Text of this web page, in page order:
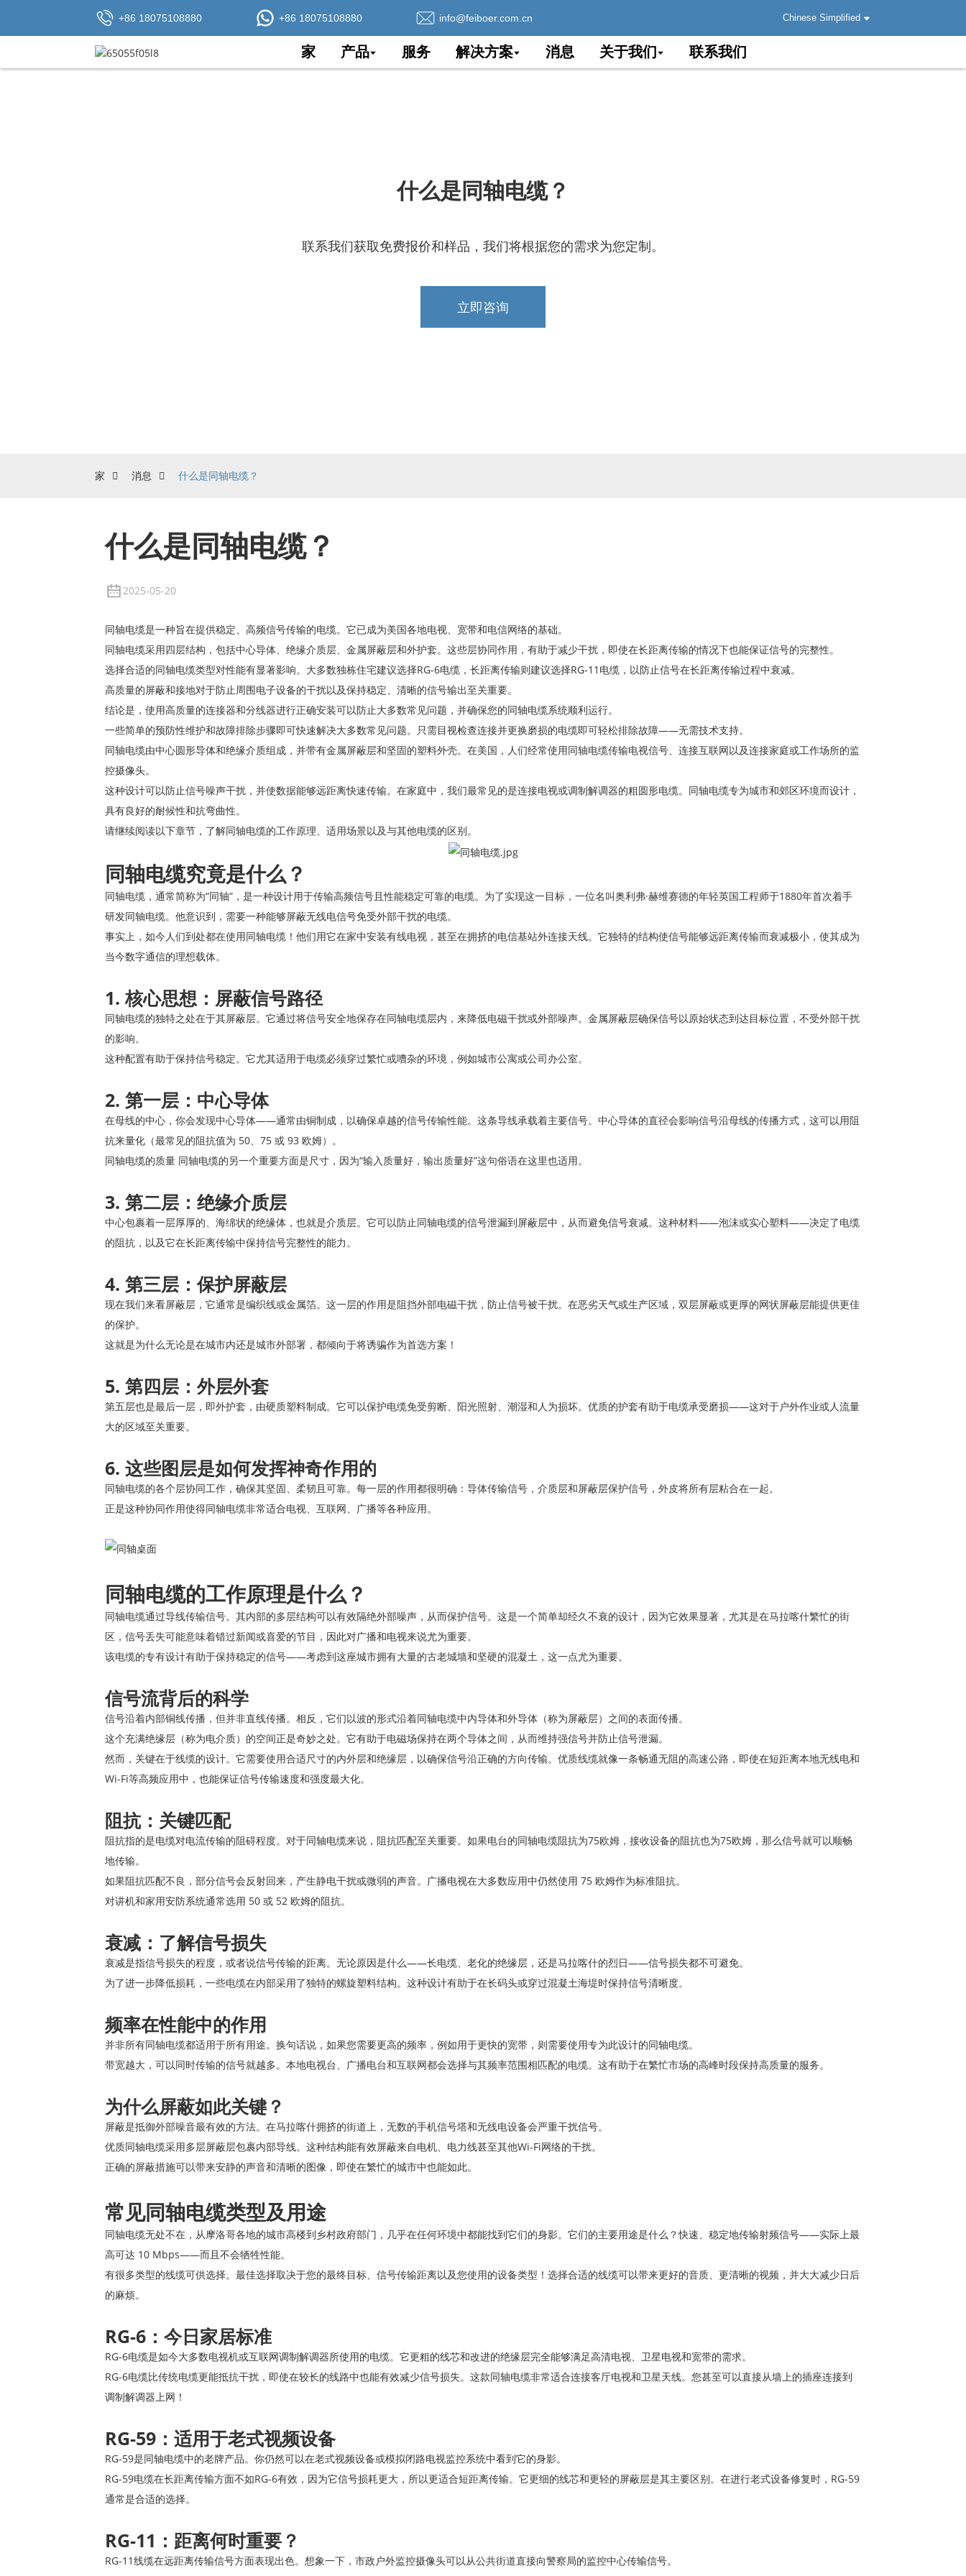
+86 18075108880 +86 18075108880 info@feiboer.com.cn Chinese Simplified
家 产品 服务 解决方案 消息 关于我们 联系我们
什么是同轴电缆？
联系我们获取免费报价和样品，我们将根据您的需求为您定制。
立即咨询
家 消息 什么是同轴电缆？
什么是同轴电缆？
2025-05-20
同轴电缆是一种旨在提供稳定、高频信号传输的电缆。它已成为美国各地电视、宽带和电信网络的基础。
同轴电缆采用四层结构，包括中心导体、绝缘介质层、金属屏蔽层和外护套。这些层协同作用，有助于减少干扰，即使在长距离传输的情况下也能保证信号的完整性。
选择合适的同轴电缆类型对性能有显著影响。大多数独栋住宅建议选择RG-6电缆，长距离传输则建议选择RG-11电缆，以防止信号在长距离传输过程中衰减。
高质量的屏蔽和接地对于防止周围电子设备的干扰以及保持稳定、清晰的信号输出至关重要。
结论是，使用高质量的连接器和分线器进行正确安装可以防止大多数常见问题，并确保您的同轴电缆系统顺利运行。
一些简单的预防性维护和故障排除步骤即可快速解决大多数常见问题。只需目视检查连接并更换磨损的电缆即可轻松排除故障——无需技术支持。
同轴电缆由中心圆形导体和绝缘介质组成，并带有金属屏蔽层和坚固的塑料外壳。在美国，人们经常使用同轴电缆传输电视信号、连接互联网以及连接家庭或工作场所的监
控摄像头。
这种设计可以防止信号噪声干扰，并使数据能够远距离快速传输。在家庭中，我们最常见的是连接电视或调制解调器的粗圆形电缆。同轴电缆专为城市和郊区环境而设计，
具有良好的耐候性和抗弯曲性。
请继续阅读以下章节，了解同轴电缆的工作原理、适用场景以及与其他电缆的区别。
同轴电缆究竟是什么？
同轴电缆，通常简称为“同轴”，是一种设计用于传输高频信号且性能稳定可靠的电缆。为了实现这一目标，一位名叫奥利弗·赫维赛德的年轻英国工程师于1880年首次着手
研发同轴电缆。他意识到，需要一种能够屏蔽无线电信号免受外部干扰的电缆。
事实上，如今人们到处都在使用同轴电缆！他们用它在家中安装有线电视，甚至在拥挤的电信基站外连接天线。它独特的结构使信号能够远距离传输而衰减极小，使其成为
当今数字通信的理想载体。
1. 核心思想：屏蔽信号路径
同轴电缆的独特之处在于其屏蔽层。它通过将信号安全地保存在同轴电缆层内，来降低电磁干扰或外部噪声。金属屏蔽层确保信号以原始状态到达目标位置，不受外部干扰
的影响。
这种配置有助于保持信号稳定。它尤其适用于电缆必须穿过繁忙或嘈杂的环境，例如城市公寓或公司办公室。
2. 第一层：中心导体
在母线的中心，你会发现中心导体——通常由铜制成，以确保卓越的信号传输性能。这条导线承载着主要信号。中心导体的直径会影响信号沿母线的传播方式，这可以用阻
抗来量化（最常见的阻抗值为 50、75 或 93 欧姆）。
同轴电缆的质量 同轴电缆的另一个重要方面是尺寸，因为“输入质量好，输出质量好”这句俗语在这里也适用。
3. 第二层：绝缘介质层
中心包裹着一层厚厚的、海绵状的绝缘体，也就是介质层。它可以防止同轴电缆的信号泄漏到屏蔽层中，从而避免信号衰减。这种材料——泡沫或实心塑料——决定了电缆
的阻抗，以及它在长距离传输中保持信号完整性的能力。
4. 第三层：保护屏蔽层
现在我们来看屏蔽层，它通常是编织线或金属箔。这一层的作用是阻挡外部电磁干扰，防止信号被干扰。在恶劣天气或生产区域，双层屏蔽或更厚的网状屏蔽层能提供更佳
的保护。
这就是为什么无论是在城市内还是城市外部署，都倾向于将诱骗作为首选方案！
5. 第四层：外层外套
第五层也是最后一层，即外护套，由硬质塑料制成。它可以保护电缆免受剪断、阳光照射、潮湿和人为损坏。优质的护套有助于电缆承受磨损——这对于户外作业或人流量
大的区域至关重要。
6. 这些图层是如何发挥神奇作用的
同轴电缆的各个层协同工作，确保其坚固、柔韧且可靠。每一层的作用都很明确：导体传输信号，介质层和屏蔽层保护信号，外皮将所有层粘合在一起。
正是这种协同作用使得同轴电缆非常适合电视、互联网、广播等各种应用。
同轴电缆的工作原理是什么？
同轴电缆通过导线传输信号。其内部的多层结构可以有效隔绝外部噪声，从而保护信号。这是一个简单却经久不衰的设计，因为它效果显著，尤其是在马拉喀什繁忙的街
区，信号丢失可能意味着错过新闻或喜爱的节目，因此对广播和电视来说尤为重要。
该电缆的专有设计有助于保持稳定的信号——考虑到这座城市拥有大量的古老城墙和坚硬的混凝土，这一点尤为重要。
信号流背后的科学
信号沿着内部铜线传播，但并非直线传播。相反，它们以波的形式沿着同轴电缆中内导体和外导体（称为屏蔽层）之间的表面传播。
这个充满绝缘层（称为电介质）的空间正是奇妙之处。它有助于电磁场保持在两个导体之间，从而维持强信号并防止信号泄漏。
然而，关键在于线缆的设计。它需要使用合适尺寸的内外层和绝缘层，以确保信号沿正确的方向传输。优质线缆就像一条畅通无阻的高速公路，即使在短距离本地无线电和
Wi-Fi等高频应用中，也能保证信号传输速度和强度最大化。
阻抗：关键匹配
阻抗指的是电缆对电流传输的阻碍程度。对于同轴电缆来说，阻抗匹配至关重要。如果电台的同轴电缆阻抗为75欧姆，接收设备的阻抗也为75欧姆，那么信号就可以顺畅
地传输。
如果阻抗匹配不良，部分信号会反射回来，产生静电干扰或微弱的声音。广播电视在大多数应用中仍然使用 75 欧姆作为标准阻抗。
对讲机和家用安防系统通常选用 50 或 52 欧姆的阻抗。
衰减：了解信号损失
衰减是指信号损失的程度，或者说信号传输的距离。无论原因是什么——长电缆、老化的绝缘层，还是马拉喀什的烈日——信号损失都不可避免。
为了进一步降低损耗，一些电缆在内部采用了独特的螺旋塑料结构。这种设计有助于在长码头或穿过混凝土海堤时保持信号清晰度。
频率在性能中的作用
并非所有同轴电缆都适用于所有用途。换句话说，如果您需要更高的频率，例如用于更快的宽带，则需要使用专为此设计的同轴电缆。
带宽越大，可以同时传输的信号就越多。本地电视台、广播电台和互联网都会选择与其频率范围相匹配的电缆。这有助于在繁忙市场的高峰时段保持高质量的服务。
为什么屏蔽如此关键？
屏蔽是抵御外部噪音最有效的方法。在马拉喀什拥挤的街道上，无数的手机信号塔和无线电设备会严重干扰信号。
优质同轴电缆采用多层屏蔽层包裹内部导线。这种结构能有效屏蔽来自电机、电力线甚至其他Wi-Fi网络的干扰。
正确的屏蔽措施可以带来安静的声音和清晰的图像，即使在繁忙的城市中也能如此。
常见同轴电缆类型及用途
同轴电缆无处不在，从摩洛哥各地的城市高楼到乡村政府部门，几乎在任何环境中都能找到它们的身影。它们的主要用途是什么？快速、稳定地传输射频信号——实际上最
高可达 10 Mbps——而且不会牺牲性能。
有很多类型的线缆可供选择。最佳选择取决于您的最终目标、信号传输距离以及您使用的设备类型！选择合适的线缆可以带来更好的音质、更清晰的视频，并大大减少日后
的麻烦。
RG-6：今日家居标准
RG-6电缆是如今大多数电视机或互联网调制解调器所使用的电缆。它更粗的线芯和改进的绝缘层完全能够满足高清电视、卫星电视和宽带的需求。
RG-6电缆比传统电缆更能抵抗干扰，即使在较长的线路中也能有效减少信号损失。这款同轴电缆非常适合连接客厅电视和卫星天线。您甚至可以直接从墙上的插座连接到
调制解调器上网！
RG-59：适用于老式视频设备
RG-59是同轴电缆中的老牌产品。你仍然可以在老式视频设备或模拟闭路电视监控系统中看到它的身影。
RG-59电缆在长距离传输方面不如RG-6有效，因为它信号损耗更大，所以更适合短距离传输。它更细的线芯和更轻的屏蔽层是其主要区别。在进行老式设备修复时，RG-59
通常是合适的选择。
RG-11：距离何时重要？
RG-11线缆在远距离传输信号方面表现出色。想象一下，市政户外监控摄像头可以从公共街道直接向警察局的监控中心传输信号。